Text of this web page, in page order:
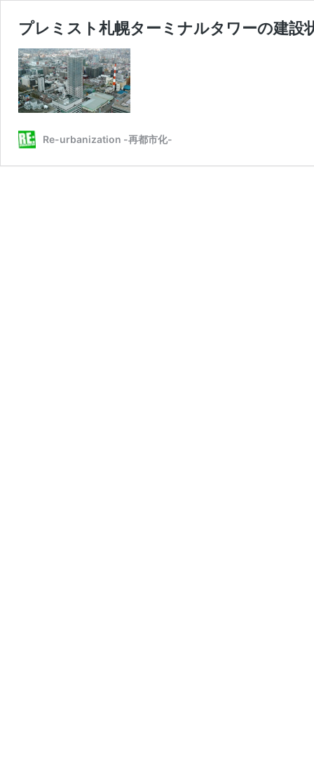
プレミスト札幌ターミナルタワーの建設
Re-urbanization -再都市化-